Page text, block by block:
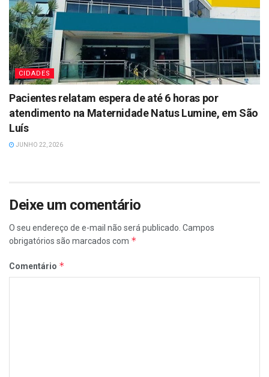
CIDADES
Pacientes relatam espera de até 6 horas por
atendimento na Maternidade Natus Lumine, em São
Luís
JUNHO 22, 2026
Deixe um comentário
O seu endereço de e-mail não será publicado. Campos
obrigatórios são marcados com *
Comentário *